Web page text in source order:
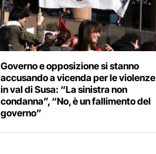
Governo e opposizione si stanno
accusando a vicenda per le violenze
in val di Susa: “La sinistra non
condanna”, “No, è un fallimento del
governo”